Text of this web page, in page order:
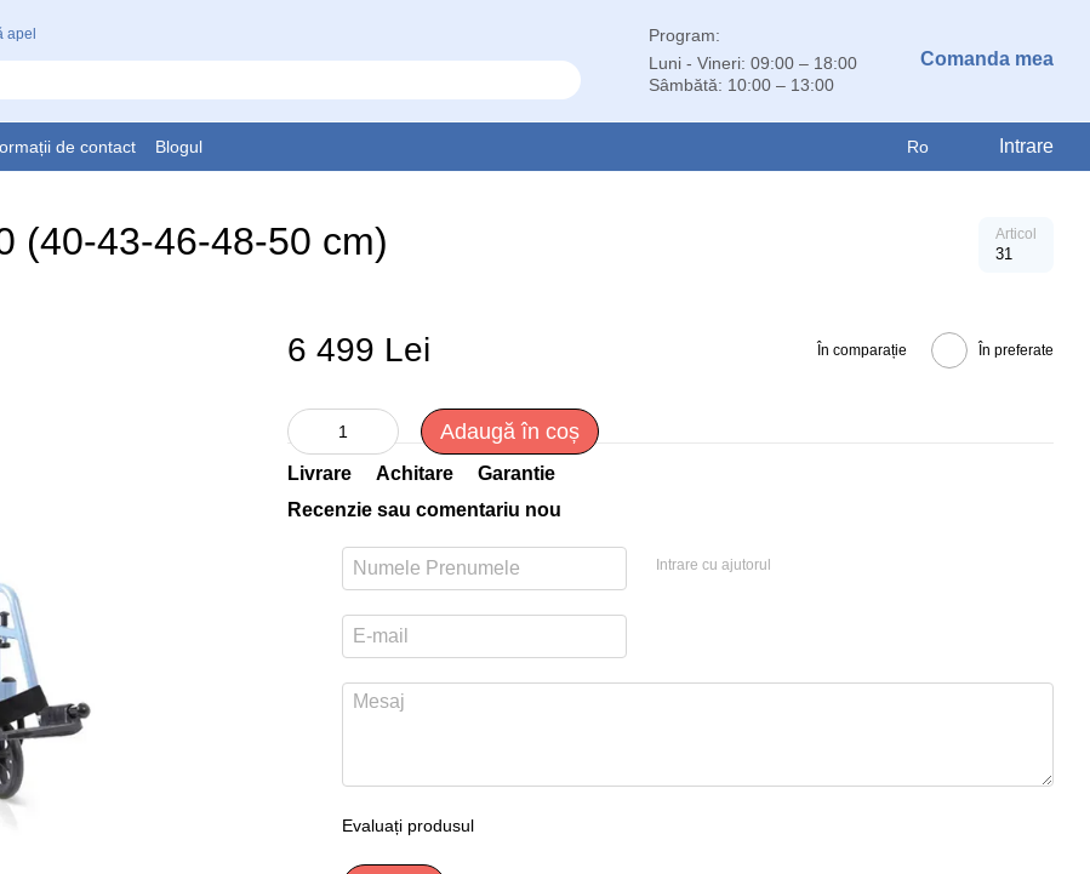
apel
Program:
Luni - Vineri: 09:00 – 18:00
Sâmbătă: 10:00 – 13:00
Comanda mea
de contact Blogul Ro Intrare
(40-43-46-48-50 cm) Articol
31
6 499 Lei În comparație În preferate
Adaugă în coș
Livrare Achitare
Garantie
Recenzie sau comentariu nou
Intrare cu ajutorul
Evaluați produsul